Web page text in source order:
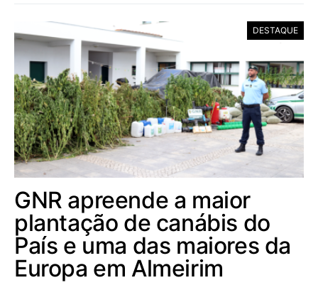
DESTAQUE
GNR apreende a maior
plantação de canábis do
País e uma das maiores da
Europa em Almeirim